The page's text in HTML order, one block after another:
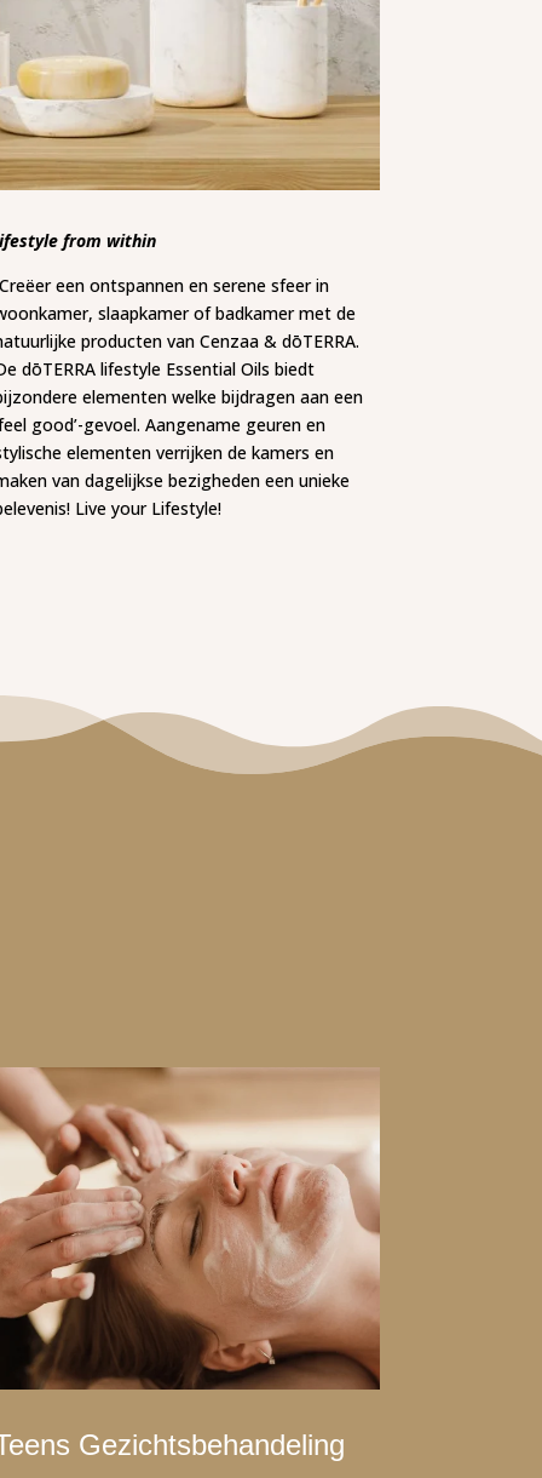
from within
een ontspannen en serene sfeer in
slaapkamer of badkamer met de
producten van Cenzaa & dōTERRA.
dōTERRA lifestyle Essential Oils biedt
elementen welke bijdragen aan een
good’-gevoel. Aangename geuren en
elementen verrijken de kamers en
van dagelijkse bezigheden een unieke
Live your Lifestyle!
Gezichtsbehandeling